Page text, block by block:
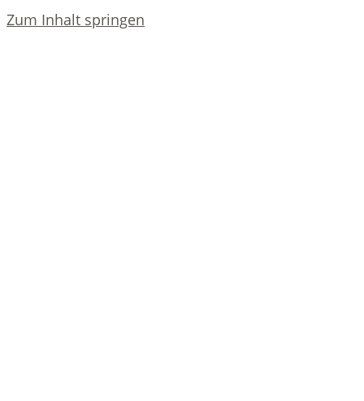
Zum Inhalt springen